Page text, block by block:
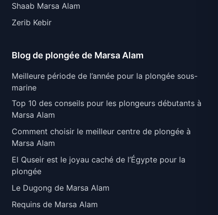
Shaab Marsa Alam
Zerib Kebir
Blog de plongée de Marsa Alam
Meilleure période de l’année pour la plongée sous-
marine
Top 10 des conseils pour les plongeurs débutants à
Marsa Alam
Comment choisir le meilleur centre de plongée à
Marsa Alam
El Quseir est le joyau caché de l’Égypte pour la
plongée
Le Dugong de Marsa Alam
Requins de Marsa Alam